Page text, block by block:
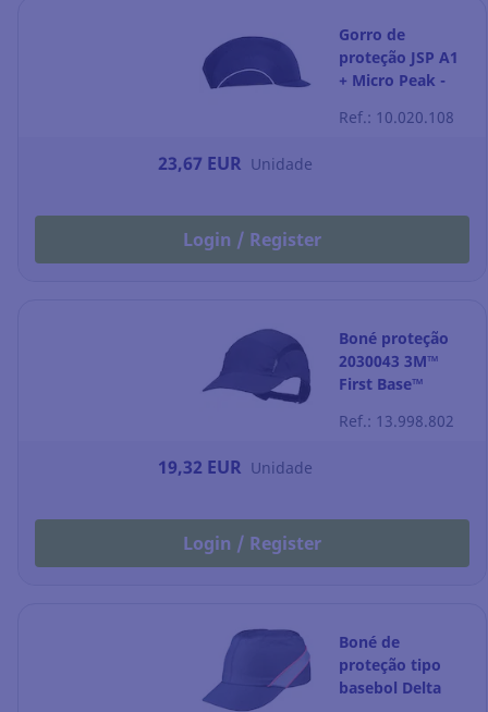
Gorro de
proteção JSP A1
+ Micro Peak -
Ref.: 10.020.108
23,67 EUR Unidade
Login / Register
Boné proteção
2030043 3M™
First Base™
marinho -
Ref.: 13.998.802
19,32 EUR Unidade
Login / Register
Boné de
proteção tipo
basebol Delta